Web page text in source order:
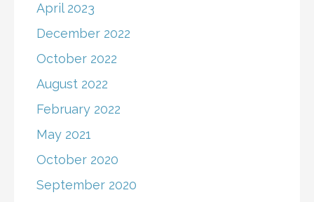
April 2023
December 2022
October 2022
August 2022
February 2022
May 2021
October 2020
September 2020